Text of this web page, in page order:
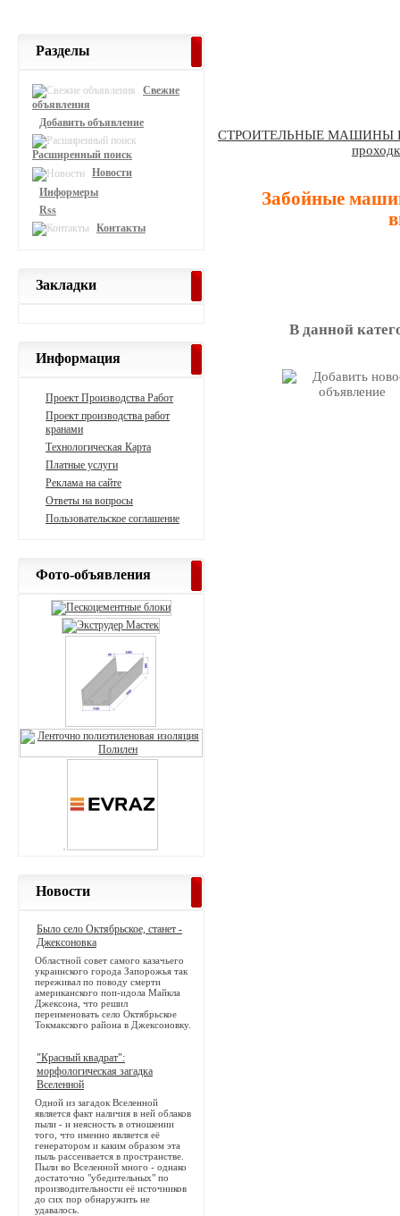
СТРОИТЕЛЬНЫЕ МАШИНЫ
Забойные
В данной
Разделы
Свежие
объявления
Добавить объявление
Расширенный поиск
Новости
Информеры
Rss
Контакты
Закладки
Информация
Проект Производства Работ
Проект производства работ
кранами
Технологическая Карта
Платные услуги
Реклама на сайте
Ответы на вопросы
Пользовательское соглашение
Фото-объявления
Новости
Было село Октябрьское, станет -
Джексоновка
Областной совет самого казачьего
украинского города Запорожья так
переживал по поводу смерти
американского поп-идола Майкла
Джексона, что решил
переименовать село Октябрьское
Токмакского района в Джексоновку.
"Красный квадрат":
морфологическая загадка
Вселенной
Одной из загадок Вселенной
является факт наличия в ней облаков
пыли - и неясность в отношении
того, что именно является её
генератором и каким образом эта
пыль рассеивается в пространстве.
Пыли во Вселенной много - однако
достаточно "убедительных" по
производительности её источников
до сих пор обнаружить не
удавалось.